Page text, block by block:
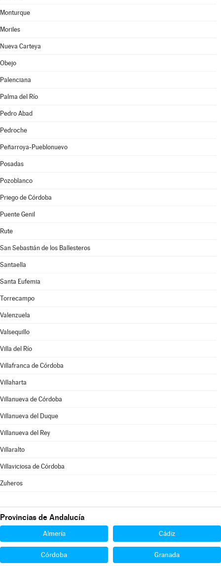
Monturque
Moriles
Nueva Carteya
Obejo
Palenciana
Palma del Río
Pedro Abad
Pedroche
Peñarroya-Pueblonuevo
Posadas
Pozoblanco
Priego de Córdoba
Puente Genil
Rute
San Sebastián de los Ballesteros
Santaella
Santa Eufemia
Torrecampo
Valenzuela
Valsequillo
Villa del Río
Villafranca de Córdoba
Villaharta
Villanueva de Córdoba
Villanueva del Duque
Villanueva del Rey
Villaralto
Villaviciosa de Córdoba
Zuheros
Provincias de Andalucía
Almería Cádiz
Córdoba Granada